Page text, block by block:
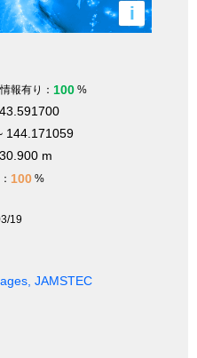
i
報有り： 100 %
144.171059
m
100 %
19
JAMSTEC